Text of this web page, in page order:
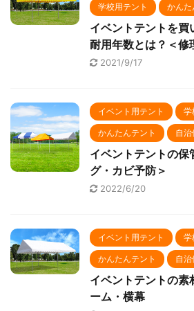
学校用テント かんた
イベントテントを
耐用年数とは？＜修
2021/9/17
イベント用テント 学
かんたんテント 自治
イベントテントの
グ・カビ予防＞
2022/6/20
イベント用テント 学
かんたんテント 自治
イベントテントの素
ーム・横幕